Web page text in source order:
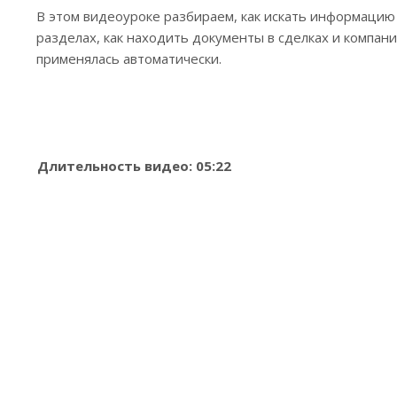
В этом видеоуроке разбираем, как искать информацию
разделах, как находить документы в сделках и
применялась автоматически.
Длительность видео: 05:22